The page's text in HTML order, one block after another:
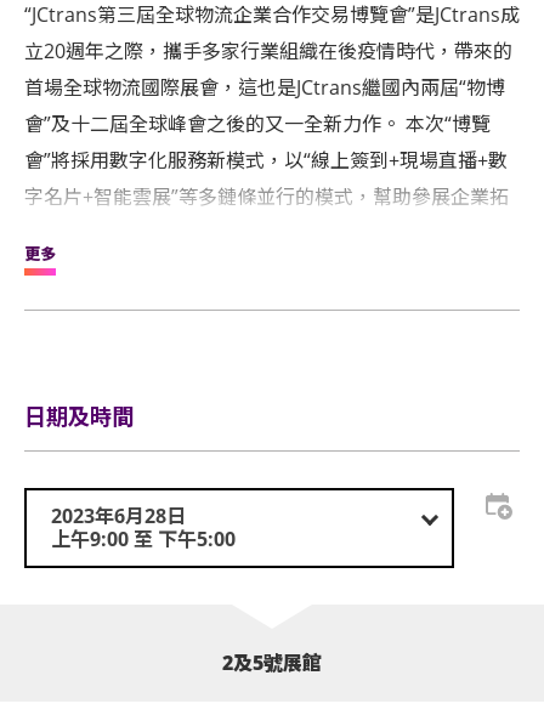
“JCtrans第三屆全球物流企業合作交易博覽會”是JCtrans成
立20週年之際，攜手多家行業組織在後疫情時代，帶來的
首場全球物流國際展會，這也是JCtrans繼國內兩屆“物博
會”及十二屆全球峰會之後的又一全新力作。 本次“博覽
會”將採用數字化服務新模式，以“線上簽到+現場直播+數
字名片+智能雲展”等多鏈條並行的模式，幫助參展企業拓
解，為企業自身經營及業務拓展提供良好契機，並最終實
現行業發展和共贏。
更多
日期及時間
2023年6月28日
上午9:00 至 下午5:00
2及5號展館